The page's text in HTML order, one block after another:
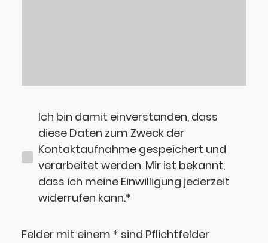
Ich bin damit einverstanden, dass
diese Daten zum Zweck der
Kontaktaufnahme gespeichert und
verarbeitet werden. Mir ist bekannt,
dass ich meine Einwilligung jederzeit
widerrufen kann.*
Felder mit einem * sind Pflichtfelder